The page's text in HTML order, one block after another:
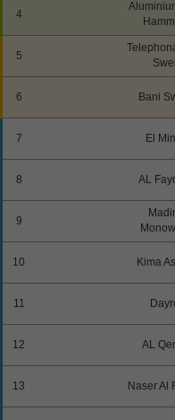
4
5
6 Bani
7 El
8 AL
9
10 Kima
11
12 AL
13 Naser Al
Beisbol
Hockey
Fútbol Americano